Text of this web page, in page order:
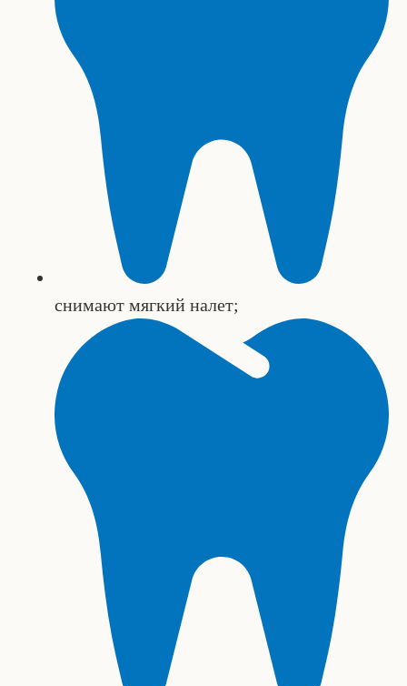
снимают мягкий налет;